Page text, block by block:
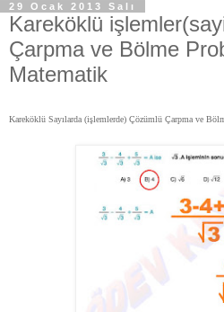
29 Ocak 2013 Salı
Kareköklü
Çarpma ve Bölme
Matematik
Kareköklü Sayılarda (işlemlerde) Çözümlü Çarpma ve